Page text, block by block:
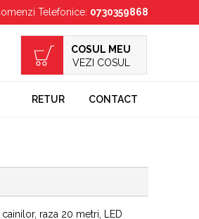
Telefonice: 0730359868
COSUL MEU
VEZI COSUL
RETUR CONTACT